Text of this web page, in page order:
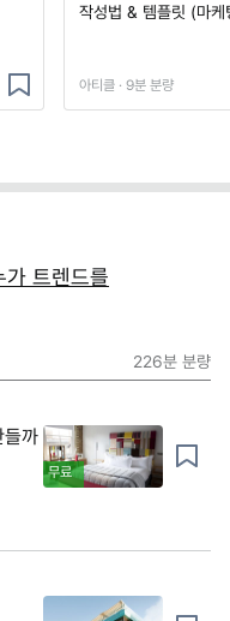
작성법 & 템플릿 (마
아티클 · 9분 분량
트렌드를
226분 분량
들까
무료